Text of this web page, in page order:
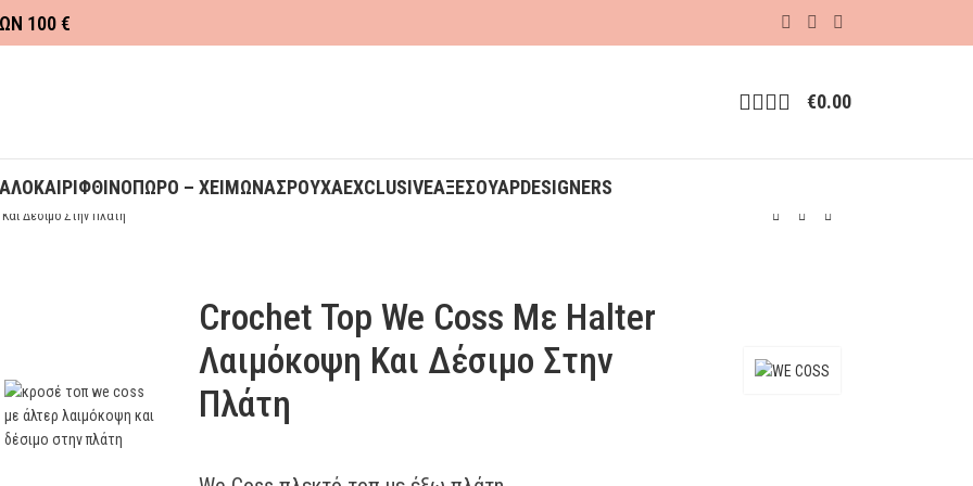
100 €
€0.00
ΦΘΙΝΟΠΩΡΟ – ΧΕΙΜΩΝΑΣΡΟΥΧΑEXCLUSIVEΑΞΕΣΟΥΑΡDESIGNERS
Δέσιμο Στην Πλάτη
Crochet Top We Coss Με Halter
Λαιμόκοψη Και Δέσιμο Στην
Πλάτη